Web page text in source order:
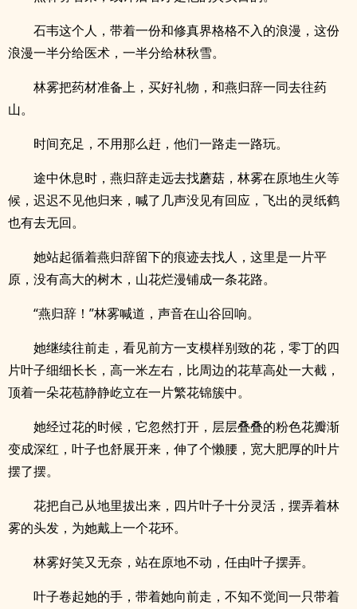
石韦这个人，带着一份和修真界格格不入的浪漫，这份
浪漫一半分给医术，一半分给林秋雪。
林雾把药材准备上，买好礼物，和燕归辞一同去往药
山。
时间充足，不用那么赶，他们一路走一路玩。
途中休息时，燕归辞走远去找蘑菇，林雾在原地生火等
候，迟迟不见他归来，喊了几声没见有回应，飞出的灵纸鹤
也有去无回。
她站起循着燕归辞留下的痕迹去找人，这里是一片平
原，没有高大的树木，山花烂漫铺成一条花路。
“燕归辞！”林雾喊道，声音在山谷回响。
她继续往前走，看见前方一支模样别致的花，零丁的四
片叶子细细长长，高一米左右，比周边的花草高处一大截，
顶着一朵花苞静静屹立在一片繁花锦簇中。
她经过花的时候，它忽然打开，层层叠叠的粉色花瓣渐
变成深红，叶子也舒展开来，伸了个懒腰，宽大肥厚的叶片
摆了摆。
花把自己从地里拔出来，四片叶子十分灵活，摆弄着林
雾的头发，为她戴上一个花环。
林雾好笑又无奈，站在原地不动，任由叶子摆弄。
叶子卷起她的手，带着她向前走，不知不觉间一只带着